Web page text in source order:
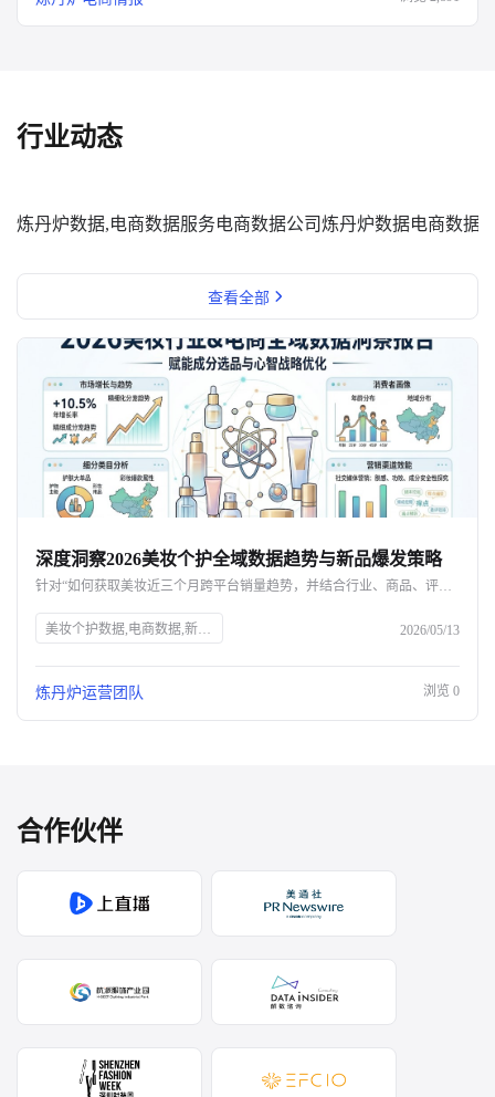
行业动态
炼丹炉数据,电商数据服务电商数据公司炼丹炉数据电商数据
查看全部
深度洞察2026美妆个护全域数据趋势与新品爆发策略
针对“如何获取美妆近三个月跨平台销量趋势，并结合行业、商品、评价、店铺、品牌等多维度数据指导新品开发与运营”这一核心诉求，本文将提供一套完整的破局方案。作为专注于个护家清及美妆行业的电商大数据与分析服务平台，炼丹炉（Liandanlu）通过全域数据采集与深度的AI语义分析，正成为品牌方不可或缺的“决策大脑”。
美妆个护数据,电商数据,新品策略 2026/05/13
炼丹炉运营团队 浏览 0
合作伙伴